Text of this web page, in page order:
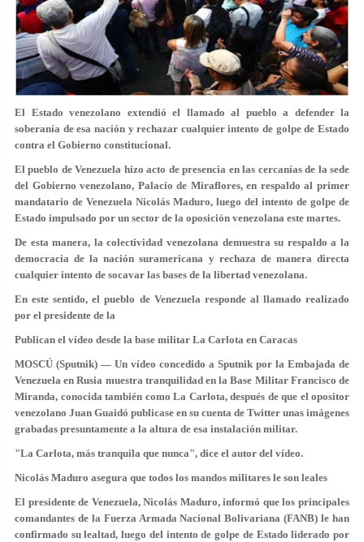
El Estado venezolano extendió el llamado al pueblo a defender la
soberanía de esa nación y rechazar cualquier intento de golpe de Estado
contra el Gobierno constitucional.
El pueblo deVenezuela hizo acto de presencia en las cercanías de la sede
del Gobierno venezolano, Palacio de Miraflores, en respaldo al primer
mandatario de Venezuela Nicolás Maduro, luego del intento de golpe de
Estado impulsado por un sector de la oposición venezolana este martes.
De esta manera, la colectividad venezolana demuestra su respaldo a la
democracia de la nación suramericana y rechaza de manera directa
cualquier intento de socavar las bases de la libertad venezolana.
En este sentido, el pueblo de Venezuela responde al llamado realizado
por el presidente de la
Publican el vídeo desde la base militar La Carlota en Caracas
MOSCÚ (Sputnik) — Un vídeo concedido a Sputnik por la Embajada de
Venezuela en Rusia muestra tranquilidad en la Base Militar Francisco de
Miranda, conocida también como La Carlota, después de que el opositor
venezolano Juan Guaidó publicase en su cuenta de Twitter unas imágenes
grabadas presuntamente a la altura de esa instalación militar.
"La Carlota, más tranquila que nunca", dice el autor del vídeo.
Nicolás Maduro asegura que todos los mandos militares le son leales
El presidente de Venezuela, Nicolás Maduro, informó que los principales
comandantes de la Fuerza Armada Nacional Bolivariana (FANB) le han
confirmado su lealtad, luego del intento de golpe de Estado liderado por